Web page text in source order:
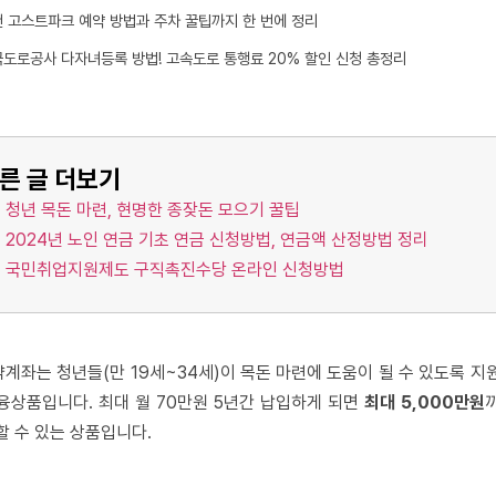
고스트파크 예약 방법과 주차 꿀팁까지 한 번에 정리
도로공사 다자녀등록 방법! 고속도로 통행료 20% 할인 신청 총정리
글 더보기
청년 목돈 마련, 현명한 종잦돈 모으기 꿀팁
2024년 노인 연금 기초 연금 신청방법, 연금액 산정방법 정리
국민취업지원제도 구직촉진수당 온라인 신청방법
계좌는 청년들(만 19세~34세)이 목돈 마련에 도움이 될 수 있도록 지
상품입니다. 최대 월 70만원 5년간 납입하게 되면 최대 5,000만원
수 있는 상품입니다.